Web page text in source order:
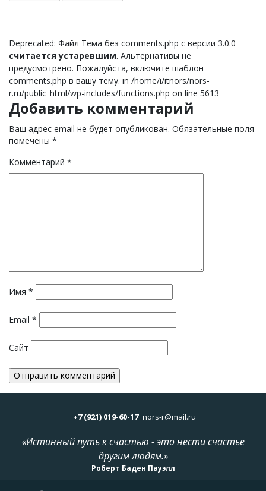
Deprecated: Файл Тема без comments.php с версии 3.0.0
считается устаревшим. Альтернативы не
предусмотрено. Пожалуйста, включите шаблон
comments.php в вашу тему. in /home/i/itnors/nors-
r.ru/public_html/wp-includes/functions.php on line 5613
Добавить комментарий
Ваш адрес email не будет опубликован. Обязательные поля
помечены *
Комментарий *
Имя *
Email *
Сайт
+7 (921) 019-60-17 nors-r@mail.ru
«Истинный путь к счастью - это нести счастье
другим людям.»
Роберт Баден Пауэлл